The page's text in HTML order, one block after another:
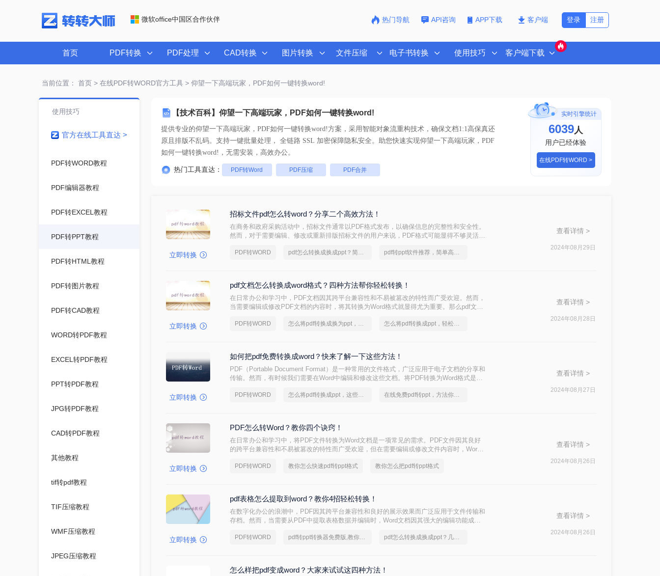
微软office中国区合作伙伴 热门导航 API咨询 APP下载 客户端 注册
登录
首页 PDF转换 PDF处理 CAD转换 图片转换 文件压缩 电子书转换 使用技巧 客户端下载
当前位置： 首页> 在线PDF转WORD官方工具> 仰望一下高端玩家，PDF如何一键转换word!
【技术百科】仰望一下高端玩家，PDF如何一键转换word!
提供专业的仰望一下高端玩家，PDF如何一键转换word!方案，采用智能对象流重构技术，确保文档1:1高保真还
原且排版不乱码。支持一键批量处理， 全链路 SSL 加密保障隐私安全。助您快速实现仰望一下高端玩家，PDF
如何一键转换word! ，无需安装，高效办公。
热门工具直达： PDF转Word PDF压缩 PDF合并
实时引擎统计
6039人
用户已经体验
在线PDF转WORD >
使用技巧
官方在线工具直达 >
PDF转WORD教程
PDF编辑器教程
PDF转EXCEL教程
PDF转PPT教程
PDF转HTML教程
PDF转图片教程
PDF转CAD教程
WORD转PDF教程
EXCEL转PDF教程
PPT转PDF教程
JPG转PDF教程
CAD转PDF教程
其他教程
tif转pdf教程
TIF压缩教程
WMF压缩教程
JPEG压缩教程
立即转换
招标文件pdf怎么转word？分享二个高效方法！
在商务和政府采购活动中，招标文件通常以PDF格式发布，以确保信息的完整性和安全性。
然而，对于需要编辑、修改或重新排版招标文件的用户来说，PDF格式可能显得不够灵活。
标文件pdf怎么转word的几种高效方法。
PDF转WORD pdf怎么转换成换成ppt？简单高效的恢复方法 pdf转ppt软件推荐，简单高效的转换方法
查看详情 >
2024年08月29日
立即转换
pdf文档怎么转换成word格式？四种方法帮你轻松转换！
在日常办公和学习中，PDF文档因其跨平台兼容性和不易被篡改的特性而广受欢迎。然而，
当需要编辑或修改PDF文档的内容时，将其转换为Word格式就显得尤为重要。那么pdf文档
轻松应对这一需求。
PDF转WORD 怎么将pdf转换成换为ppt，转换成转换成大师帮你解决 怎么将pdf转换成ppt，轻松解决烦恼
查看详情 >
2024年08月28日
立即转换
如何把pdf免费转换成word？快来了解一下这些方法！
PDF（Portable Document Format）是一种常用的文件格式，广泛应用于电子文档的分享和
传输。然而，有时候我们需要在Word中编辑和修改这些文档。将PDF转换为Word格式是一
绍三种免费的方法，帮助您将PDF文件转换为Word格式。
PDF转WORD 怎么将pdf转换成ppt，这些方法可以帮到你 在线免费pdf转ppt，方法你了解吗？
查看详情 >
2024年08月27日
立即转换
PDF怎么转Word？教你四个诀窍！
在日常办公和学习中，将PDF文件转换为Word文档是一项常见的需求。PDF文件因其良好
的跨平台兼容性和不易被篡改的特性而广受欢迎，但在需要编辑或修改文件内容时，Word
的方法，以帮助您更高效地完成工作。
PDF转WORD 教你怎么快速pdf转ppt格式 教你怎么把pdf转ppt格式
查看详情 >
2024年08月26日
立即转换
pdf表格怎么提取到word？教你4招轻松转换！
在数字化办公的浪潮中，PDF因其跨平台兼容性和良好的展示效果而广泛应用于文件传输和
存档。然而，当需要从PDF中提取表格数据并编辑时，Word文档因其强大的编辑功能成为
法，帮助您轻松应对这一常见需求。
PDF转WORD pdf转ppt转换器免费版,教你一招轻松找回 pdf怎么转换成换成ppt？几招轻松搞定
查看详情 >
2024年08月26日
怎么样把pdf变成word？大家来试试这四种方法！